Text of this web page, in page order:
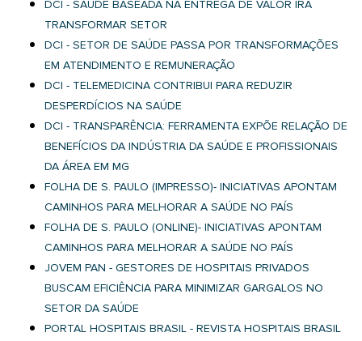
DCI - SAÚDE BASEADA NA ENTREGA DE VALOR IRÁ
TRANSFORMAR SETOR
DCI - SETOR DE SAÚDE PASSA POR TRANSFORMAÇÕES
EM ATENDIMENTO E REMUNERAÇÃO
DCI - TELEMEDICINA CONTRIBUI PARA REDUZIR
DESPERDÍCIOS NA SAÚDE
DCI - TRANSPARÊNCIA: FERRAMENTA EXPÕE RELAÇÃO DE
BENEFÍCIOS DA INDÚSTRIA DA SAÚDE E PROFISSIONAIS
DA ÁREA EM MG
FOLHA DE S. PAULO (IMPRESSO)- INICIATIVAS APONTAM
CAMINHOS PARA MELHORAR A SAÚDE NO PAÍS
FOLHA DE S. PAULO (ONLINE)- INICIATIVAS APONTAM
CAMINHOS PARA MELHORAR A SAÚDE NO PAÍS
JOVEM PAN - GESTORES DE HOSPITAIS PRIVADOS
BUSCAM EFICIÊNCIA PARA MINIMIZAR GARGALOS NO
SETOR DA SAÚDE
PORTAL HOSPITAIS BRASIL - REVISTA HOSPITAIS BRASIL